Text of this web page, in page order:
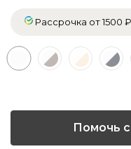
Рассрочка от 1500
Помочь